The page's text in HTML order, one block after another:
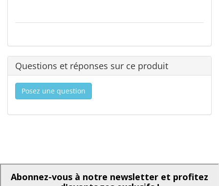
Questions et réponses sur ce produit
Posez une question